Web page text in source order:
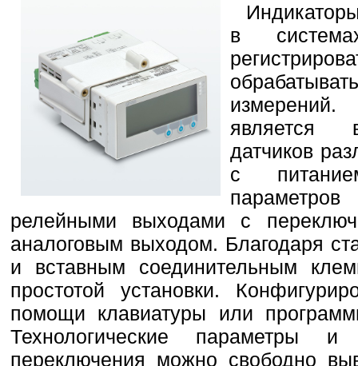
в
является
датчиков
с
релейными выходами с
аналоговым выходом. Благодаря
и вставным соединительным
простотой установки.
помощи клавиатуры или
Технологические параметры
переключения можно свободно